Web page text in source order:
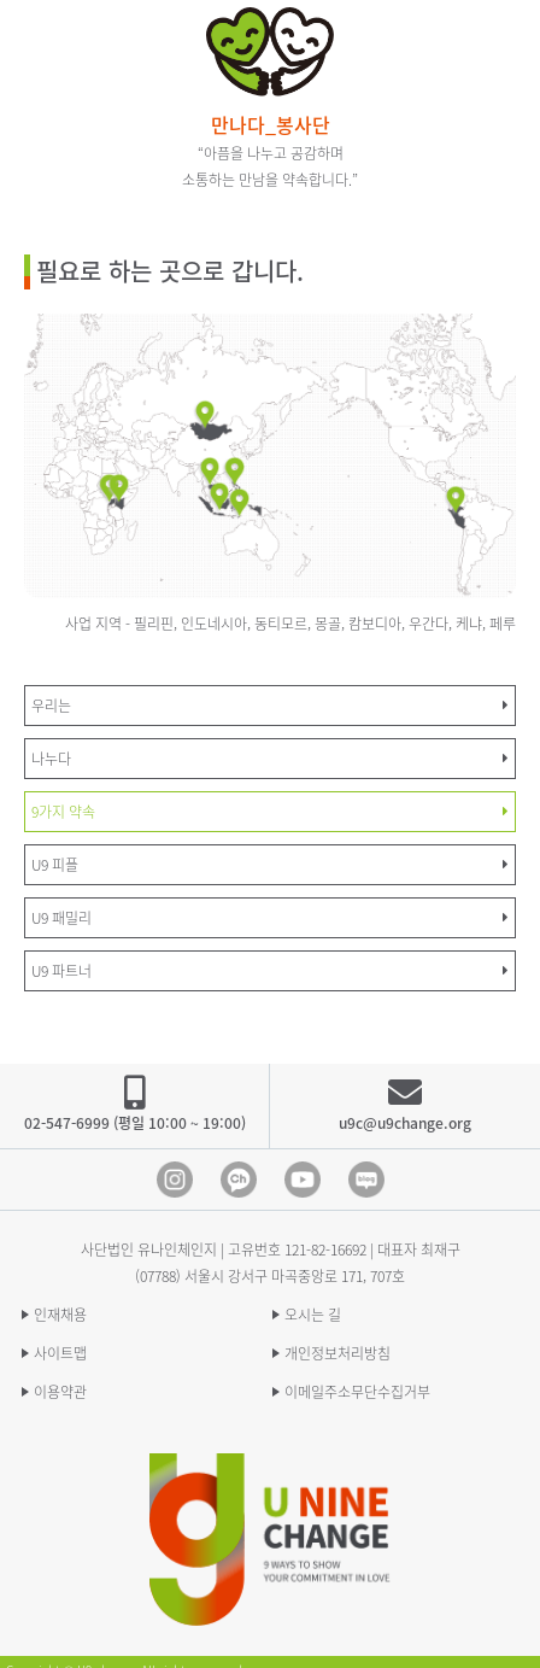
만나다_봉사단
“아픔을 나누고 공감하며
소통하는 만남을 약속합니다.”
필요로 하는 곳으로 갑니다.
사업 지역 - 필리핀, 인도네시아, 동티모르, 몽골, 캄보디아, 우간다, 케냐, 페루
우리는
나누다
9가지 약속
U9 피플
U9 패밀리
U9 파트너
02-547-6999 (평일 10:00 ~ 19:00) u9c@u9change.org
InstagramKakao Channel
Youtube blog
사단법인 유나인체인지 | 고유번호 121-82-16692| 대표자 최재구
(07788) 서울시 강서구 마곡중앙로 171, 707호
인재채용
오시는 길
사이트맵
개인정보처리방침
이용약관
이메일주소무단수집거부